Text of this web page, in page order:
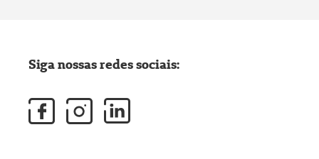
Siga nossas redes sociais: